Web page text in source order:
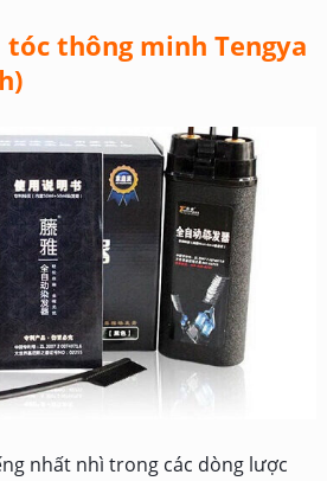
thông minh Tengya
nhất nhì trong các dòng lược